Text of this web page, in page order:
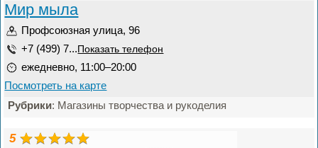
Мир мыла
Профсоюзная улица, 96
+7 (499) 7... Показать телефон
ежедневно, 11:00–20:00
Посмотреть на карте
Рубрики: Магазины творчества и рукоделия
5